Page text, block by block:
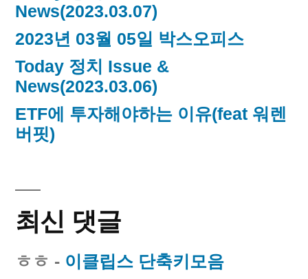
News(2023.03.07)
2023년 03월 05일 박스오피스
Today 정치 Issue &
News(2023.03.06)
ETF에 투자해야하는 이유(feat 워렌
버핏)
최신 댓글
ㅎㅎ - 이클립스 단축키모음